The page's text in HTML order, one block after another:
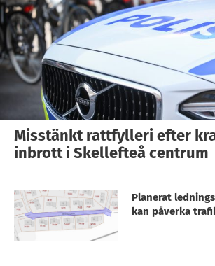
Misstänkt rattfylleri efter
inbrott i Skellefteå centrum
Planerat
kan påverka